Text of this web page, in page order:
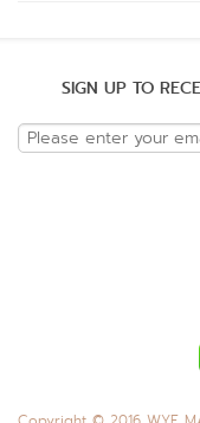
SIGN UP TO